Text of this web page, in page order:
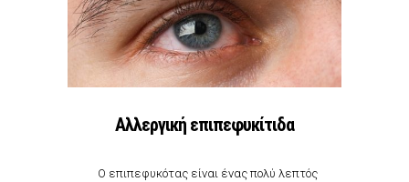
Αλλεργική επιπεφυκίτιδα
Ο επιπεφυκότας είναι ένας πολύ λεπτός